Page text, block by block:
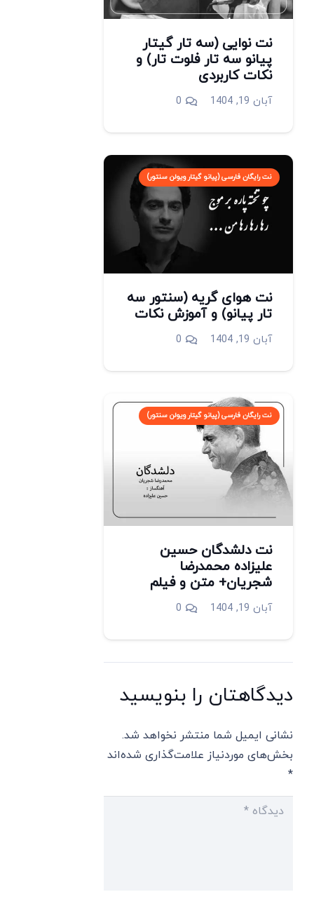
نت نوایی (سه تار گیتار
پیانو سه تار فلوت تار) و
نکات کاربردی
آبان 19, 1404 0
نت رایگان فارسی (پیانو گیتار ویولن سنتور)
نت هوای گریه (سنتور سه
تار پیانو) و آموزش نکات
آبان 19, 1404 0
نت رایگان فارسی (پیانو گیتار ویولن سنتور)
‎نت دلشدگان حسین
علیزاده محمدرضا
شجریان+ متن و فیلم
آبان 19, 1404 0
دیدگاهتان را بنویسید
نشانی ایمیل شما منتشر نخواهد شد.
بخش‌های موردنیاز علامت‌گذاری شده‌اند
*